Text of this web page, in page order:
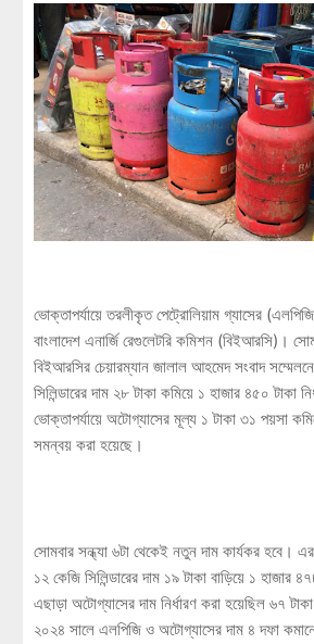
ভোক্তাপর্যায়ে তরলীকৃত পেট্রোলিয়াম গ্যাসের
বাংলাদেশ এনার্জি রেগুলেটরি কমিশন (বিইআরসি)।
বিইআরসির চেয়ারম্যান জালাল আহমেদ সংবাদ
সিলিন্ডারের দাম ২৮ টাকা কমিয়ে ১ হাজার ৪৫০ টাকা
ভোক্তাপর্যায়ে অটোগ্যাসের মূল্য ১ টাকা ৩১ পয়সা
সমন্বয় করা হয়েছে।
সোমবার সন্ধ্যা ৬টা থেকেই নতুন দাম কার্যকর হবে।
১২ কেজি সিলিন্ডারের দাম ১৯ টাকা বাড়িয়ে ১ হাজার
এছাড়া অটোগ্যাসের দাম নির্ধারণ করা হয়েছিল ৬৭
২০২৪ সালে এলপিজি ও অটোগ্যাসের দাম ৪ দফা